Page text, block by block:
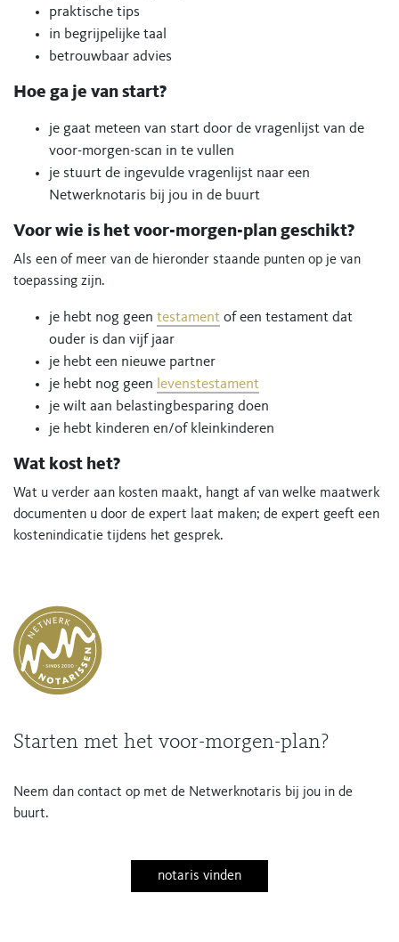
praktische tips
in begrijpelijke taal
betrouwbaar advies
Hoe ga je van start?
je gaat meteen van start door de vragenlijst van de
voor-morgen-scan in te vullen
je stuurt de ingevulde vragenlijst naar een
Netwerknotaris bij jou in de buurt
​Voor wie is het voor-morgen-plan geschikt?
Als een of meer van de hieronder staande punten op je van
toepassing zijn.
je hebt nog geen testament of een testament dat
ouder is dan vijf jaar
je hebt een nieuwe partner
je hebt nog geen levenstestament
je wilt aan belastingbesparing doen
je hebt kinderen en/of kleinkinderen
Wat kost het?
Wat u verder aan kosten maakt, hangt af van welke maatwerk
documenten u door de expert laat maken; de expert geeft een
kostenindicatie tijdens het gesprek.
Starten met het voor-morgen-plan?
Neem dan contact op met de Netwerknotaris bij jou in de
buurt.
notaris vinden